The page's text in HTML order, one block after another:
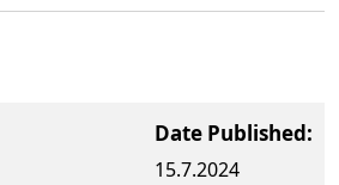
Date Published:
15.7.2024